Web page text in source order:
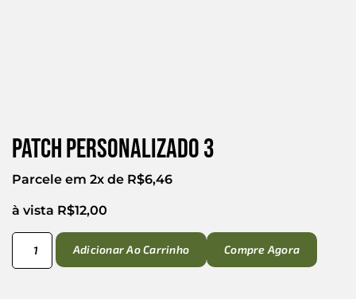
Patch Personalizado 3
Parcele em 2x de R$6,46
à vista R$12,00
Adicionar Ao Carrinho Compre Agora